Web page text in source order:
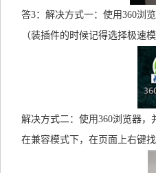
答3：解决方式一：使用360浏
（装插件的时候记得选择极速
解决方式二：使用360浏览器
在兼容模式下，在页面上右键